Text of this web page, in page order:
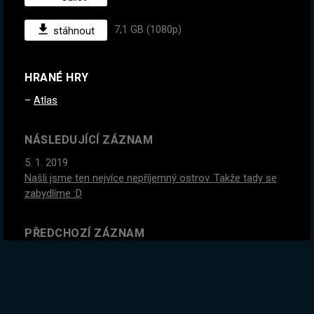
stáhnout 7,1 GB (1080p)
HRANÉ HRY
Atlas
NÁSLEDUJÍCÍ ZÁZNAM
5. 1. 2019
Našli jsme ten nejvíce nepříjemný ostrov. Takže tady se
zabydlíme :D
PŘEDCHOZÍ ZÁZNAM